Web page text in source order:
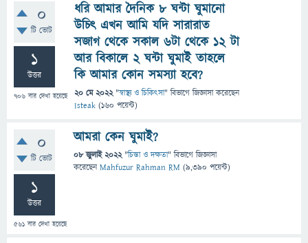
0
টি ভোট
1
উত্তর
706 বার দেখা হয়েছে
ধরি আমার দৈনিক ৮ ঘন্টা ঘুমানো
উচিৎ এখন আমি যদি সারারাত
সজাগ থেকে সকাল ৬টা থেকে ১২ টা
আর বিকালে ২ ঘন্টা ঘুমাই তাহলে
কি আমার কোন সমস্যা হবে?
20 মে 2022 "স্বাস্থ্য ও চিকিৎসা" বিভাগে জিজ্ঞাসাকরেছেন
Isteak (160 পয়েন্ট)
0
টি ভোট
1
উত্তর
561 বার দেখা হয়েছে
আমরা কেন ঘুমাই?
08 জুলাই 2022 "চিন্তা ও দক্ষতা" বিভাগে জিজ্ঞাসা
করেছেনMahfuzur Rahman RM (9,390 পয়েন্ট)